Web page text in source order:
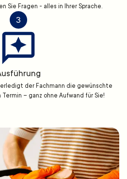
Sie Fragen - alles in Ihrer Sprache.
3
der Fachmann die gewünschte
– ganz ohne Aufwand für Sie!